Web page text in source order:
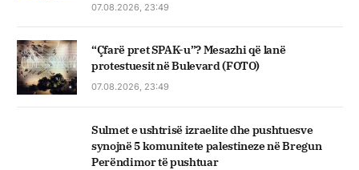
07.08.2026, 23:49
“Çfarë pret SPAK-u”? Mesazhi që lanë
protestuesit në Bulevard (FOTO)
07.08.2026, 23:49
Sulmet e ushtrisë izraelite dhe pushtuesve
synojnë 5 komunitete palestineze në Bregun
Perëndimor të pushtuar